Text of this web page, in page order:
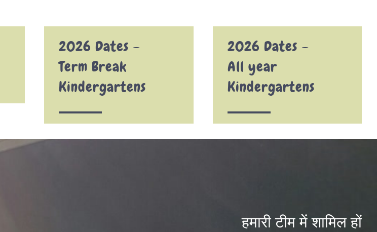
2026 Dates –
Term Break
Kindergartens
2026 Dates –
All year
Kindergartens
हमारी टीम में शामिल हों